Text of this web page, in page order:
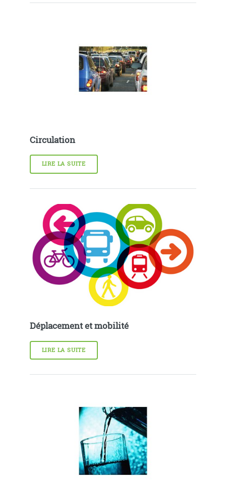
Circulation
LIRE LA SUITE
Déplacement et mobilité
LIRE LA SUITE